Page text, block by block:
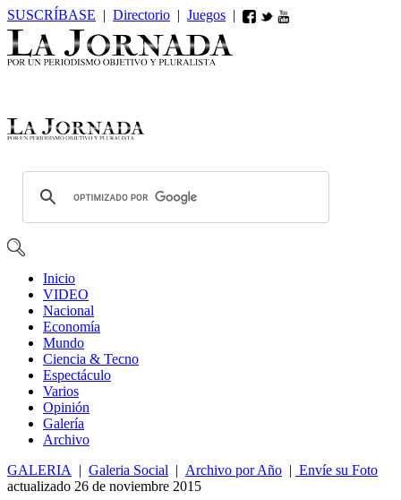
SUSCRÍBASE | Directorio | Juegos |
Inicio
VIDEO
Nacional
Economía
Mundo
Ciencia & Tecno
Espectáculo
Varios
Opinión
Galería
Archivo
GALERIA
| Galeria Social | Archivo por Año | Envíe su Foto
actualizado 26 de noviembre 2015